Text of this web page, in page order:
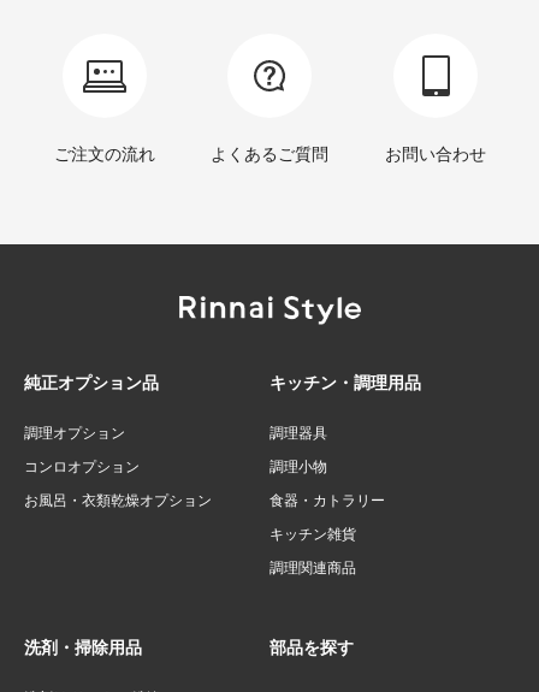
ご注文の流れ よくあるご質問 お問い合わせ
純正オプション品
調理オプション
コンロオプション
お風呂・衣類乾燥オプション
キッチン・調理用品
調理器具
調理小物
食器・カトラリー
キッチン雑貨
調理関連商品
洗剤・掃除用品 部品を探す